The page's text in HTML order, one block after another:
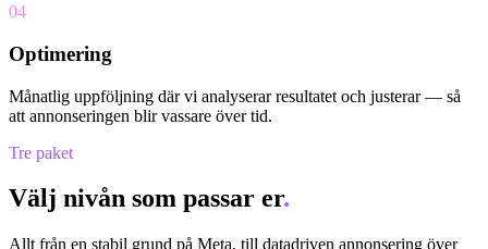
04
Optimering
Månatlig uppföljning där vi analyserar resultatet och justerar — så
att annonseringen blir vassare över tid.
Tre paket
Välj nivån som passar er.
Allt från en stabil grund på Meta, till datadriven annonsering över